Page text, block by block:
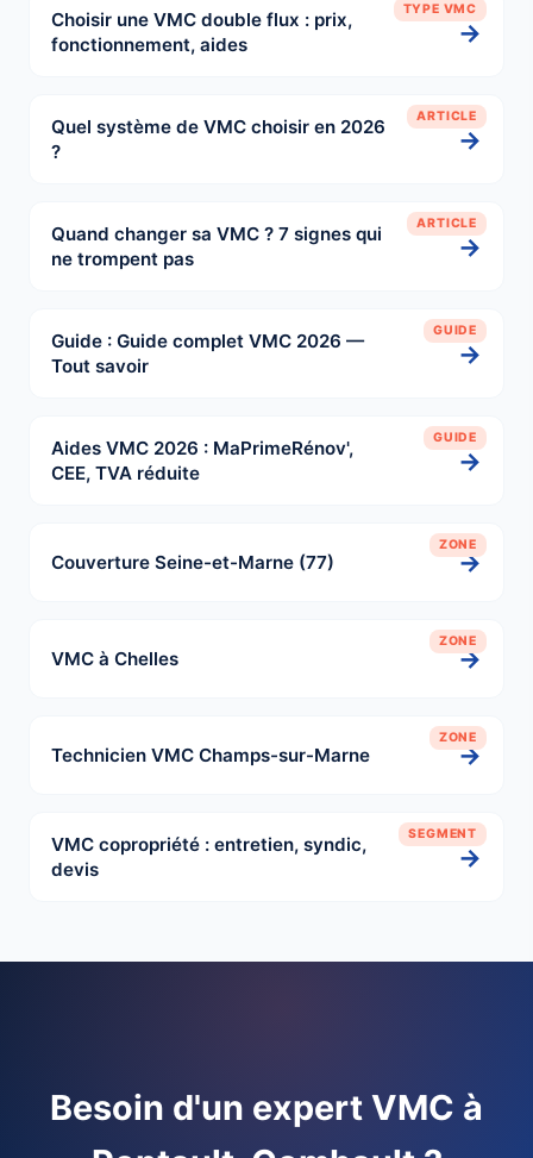
TYPE VMC
Choisir une VMC double flux : prix,
fonctionnement, aides
→
ARTICLE
Quel système de VMC choisir en 2026
?
→
ARTICLE
Quand changer sa VMC ? 7 signes qui
ne trompent pas
→
GUIDE
Guide : Guide complet VMC 2026 —
Tout savoir
→
GUIDE
Aides VMC 2026 : MaPrimeRénov',
CEE, TVA réduite
→
ZONE
Couverture Seine-et-Marne (77) →
ZONE
VMC à Chelles →
ZONE
Technicien VMC Champs-sur-Marne →
SEGMENT
VMC copropriété : entretien, syndic,
devis
→
Besoin d'un expert VMC à